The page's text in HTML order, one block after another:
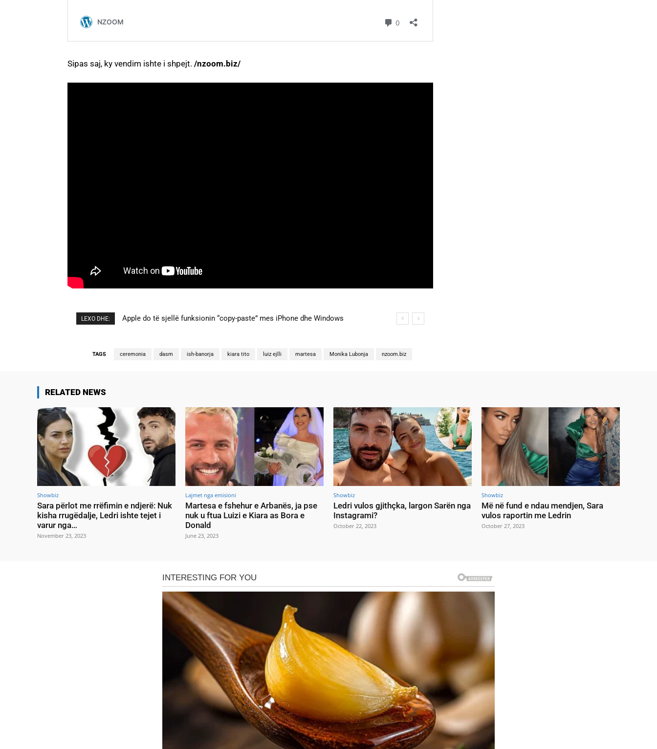
Sipas saj, ky vendim ishte i shpejt. /nzoom.biz/
LEXO DHE: Cristiano Ronaldo dhe Georgina martohen këtë të shtunë, zbulohen detajet
TAGS ceremonia dasm ish-banorja kiara tito luiz ejlli martesa Monika Lubonja nzoom.biz
RELATED NEWS
Showbiz
Sara përlot me rrëfimin e ndjerë: Nuk
kisha rrugëdalje, Ledri ishte tejet i
varur nga…
November 23, 2023
Lajmet nga emisioni
Martesa e fshehur e Arbanës, ja pse
nuk u ftua Luizi e Kiara as Bora e
Donald
June 23, 2023
Showbiz
Ledri vulos gjithçka, largon Sarën nga
Instagrami?
October 22, 2023
Showbiz
Më në fund e ndau mendjen, Sara
vulos raportin me Ledrin
October 27, 2023